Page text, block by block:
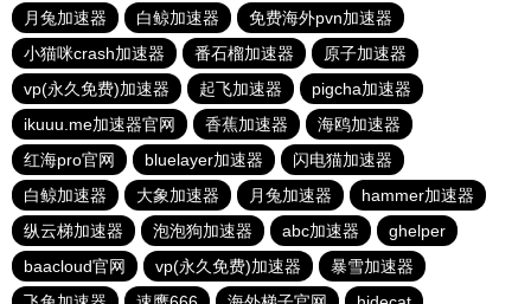
月兔加速器
白鲸加速器
免费海外pvn加速器
小猫咪crash加速器
番石榴加速器
原子加速器
vp(永久免费)加速器
起飞加速器
pigcha加速器
ikuuu.me加速器官网
香蕉加速器
海鸥加速器
红海pro官网
bluelayer加速器
闪电猫加速器
白鲸加速器
大象加速器 月兔加速器
hammer加速器
纵云梯加速器
泡泡狗加速器 abc加速器
ghelper
baacloud官网
vp(永久免费)加速器
暴雪加速器